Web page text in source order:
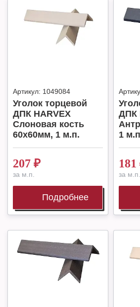
Артикул: 1049084
Уголок торцевой
ДПК HARVEX
Слоновая кость
60x60мм, 1 м.п.
207 ₽
за м.п.
Подробнее
ДПК
1
181
за м.п.